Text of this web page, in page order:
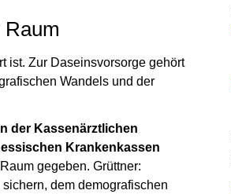
ist. Zur Daseinsvorsorge gehört
Wandels und der
der Kassenärztlichen
Krankenkassen
gegeben. Grüttner:
dem demografischen